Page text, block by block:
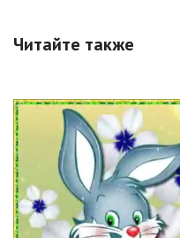
Читайте также